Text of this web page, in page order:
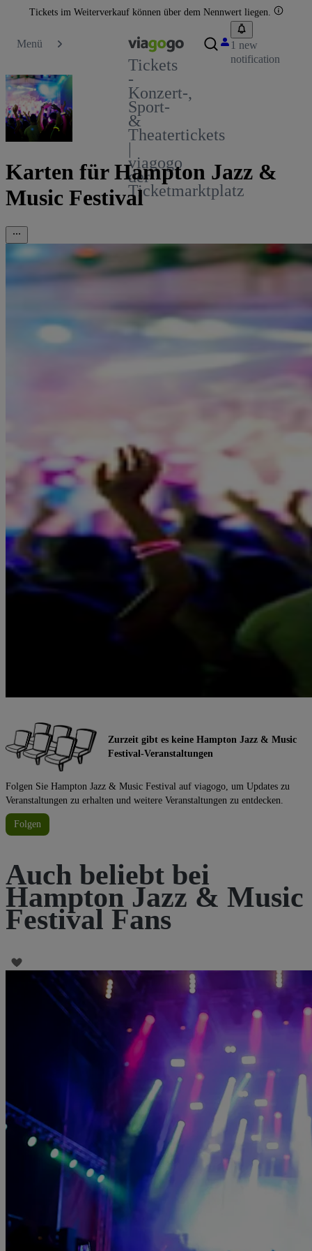
Tickets im Weiterverkauf können über dem Nennwert liegen.
Menü
Tickets
-
Konzert-,
Sport-
&
Theatertickets
|
viagogo
der
Ticketmarktplatz
1 new
notification
Karten für Hampton Jazz &
Music Festival
Zurzeit gibt es keine Hampton Jazz & Music
Festival-Veranstaltungen
Folgen Sie Hampton Jazz & Music Festival auf viagogo, um Updates zu
Veranstaltungen zu erhalten und weitere Veranstaltungen zu entdecken.
Folgen
Auch beliebt bei
Hampton Jazz & Music
Festival Fans